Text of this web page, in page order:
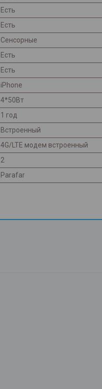
Есть
Есть
Сенсорные
Есть
Есть
iPhone
4*50Вт
1 год
Встроенный
4G/LTE модем встроенный
2
Parafar